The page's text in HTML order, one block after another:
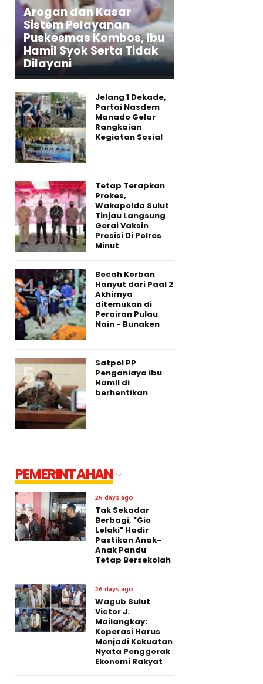
Arogan dan Kasar
Sistem Pelayanan
Puskesmas Kombos, Ibu
Hamil Syok Serta Tidak
Dilayani
Jelang 1 Dekade,
Partai Nasdem
Manado Gelar
Rangkaian
Kegiatan Sosial
Tetap Terapkan
Prokes,
Wakapolda Sulut
Tinjau Langsung
Gerai Vaksin
Presisi Di Polres
Minut
Bocah Korban
Hanyut dari Paal 2
Akhirnya
ditemukan di
Perairan Pulau
Nain - Bunaken
Satpol PP
Penganiaya ibu
Hamil di
berhentikan
PEMERINTAHAN
25 days ago
Tak Sekadar
Berbagi, "Gio
Lelaki" Hadir
Pastikan Anak-
Anak Pandu
Tetap Bersekolah
26 days ago
Wagub Sulut
Victor J.
Mailangkay:
Koperasi Harus
Menjadi Kekuatan
Nyata Penggerak
Ekonomi Rakyat